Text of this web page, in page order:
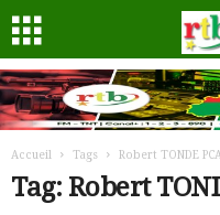
Accueil Tags Robert TONDE
Tag: Robert